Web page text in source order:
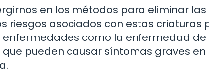
en los métodos para eliminar
riesgos asociados con estas criaturas
como la enfermedad de
pueden causar síntomas graves en